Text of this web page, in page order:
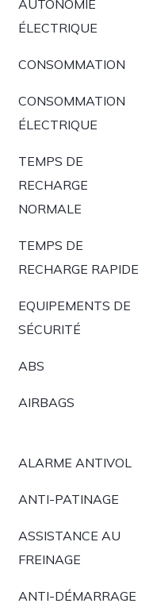
AUTONOMIE
ÉLECTRIQUE
CONSOMMATION
CONSOMMATION
ÉLECTRIQUE
TEMPS DE
RECHARGE
NORMALE
TEMPS DE
RECHARGE RAPIDE
EQUIPEMENTS DE
SÉCURITÉ
ABS
AIRBAGS
ALARME ANTIVOL
ANTI-PATINAGE
ASSISTANCE AU
FREINAGE
ANTI-DÉMARRAGE